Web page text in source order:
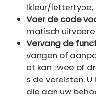
lkleur/lettertype,
Voer de code
matisch
Vervang de
vangen of
et kan twee of
s de vereisten. U
die aan uw